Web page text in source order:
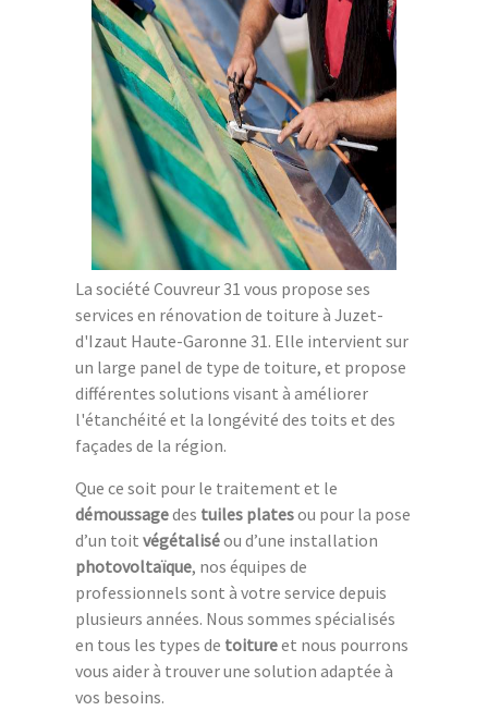
La société Couvreur 31 vous propose ses
services en rénovation de toiture à Juzet-
d'Izaut Haute-Garonne 31. Elle intervient sur
un large panel de type de toiture, et propose
différentes solutions visant à améliorer
l'étanchéité et la longévité des toits et des
façades de la région.
Que ce soit pour le traitement et le
démoussagedes tuiles platesou pour la pose
d’un toit végétaliséou d’une installation
photovoltaïque, nos équipes de
professionnels sont à votre service depuis
plusieurs années. Nous sommes spécialisés
en tous les types de toitureet nous pourrons
vous aider à trouver une solution adaptée à
vos besoins.